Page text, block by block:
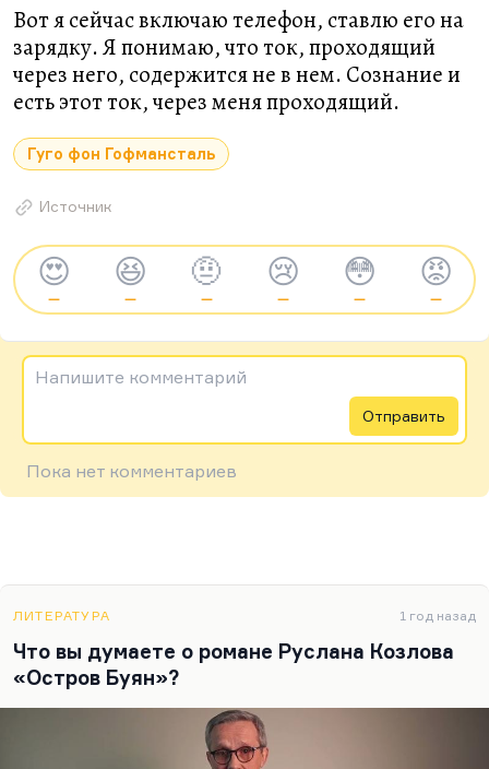
Вот я сейчас включаю телефон, ставлю его на
зарядку. Я понимаю, что ток, проходящий
через него, содержится не в нем. Сознание и
есть этот ток, через меня проходящий.
Гуго фон Гофмансталь
Источник
😍
—
😆
—
🤨
—
😢
—
😳
—
😡
—
Напишите комментарий
Отправить
Пока нет комментариев
ЛИТЕРАТУРА 1 год назад
Что вы думаете о романе Руслана Козлова
«Остров Буян»?